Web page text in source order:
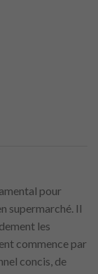
pour
supermarché. Il
les
commence par
concis, de